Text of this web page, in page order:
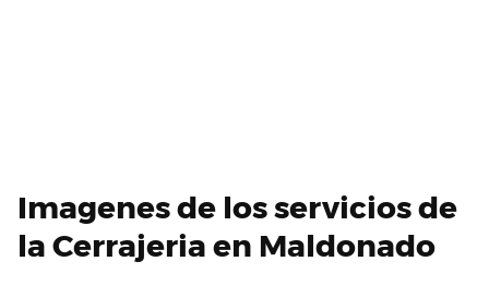
Imagenes de los servicios de
la Cerrajeria en Maldonado